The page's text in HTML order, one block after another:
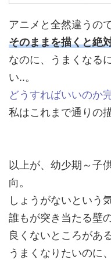
アニメと全然違うので
そのままを描くと絶
なのに、うまくなる
い‥。
どうすればいいのか
私はこれまで通りの
以上が、幼少期～子
向。
しょうがないという
誰もが突き当たる壁
良くないところがあ
うまくなりたいのに